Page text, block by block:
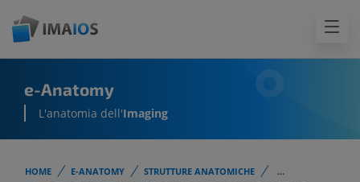
e-Anatomy
L'anatomia dell'Imaging
HOME E-ANATOMY STRUTTURE ANATOMICHE
...